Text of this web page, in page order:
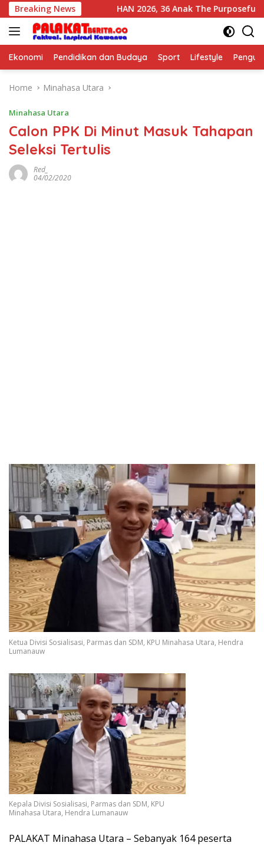
Skip
to
content
Breaking News
Bangsa HAN 2026, 36 Anak The Purposeful Kids
Ekonomi Pendidikan dan Budaya Sport Lifestyle
Home Minahasa Utara
Minahasa Utara
Calon PPK Di Minut Masuk Tahapan
Seleksi Tertulis
Red_
04/02/2020
Ketua Divisi Sosialisasi, Parmas dan SDM, KPU Minahasa Utara, Hendra
Lumanauw
Kepala Divisi Sosialisasi, Parmas dan SDM, KPU
Minahasa Utara, Hendra Lumanauw
PALAKAT Minahasa Utara – Sebanyak 164 peserta